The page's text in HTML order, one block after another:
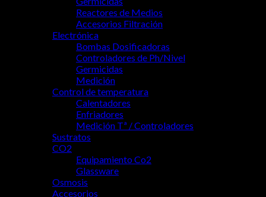
Reactores de Medios
Accesorios Filtración
Electrónica
Bombas Dosificadoras
Controladores de Ph/Nivel
Germicidas
Medición
Control de temperatura
Calentadores
Enfriadores
Medición Tª / Controladores
Sustratos
CO2
Equipamiento Co2
Glassware
Osmosis
Accesorios